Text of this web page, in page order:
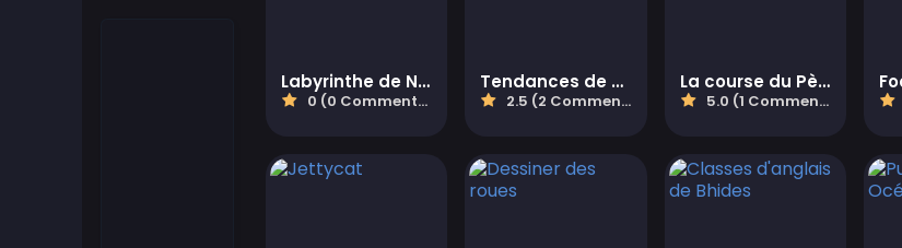
Labyrinthe de Noël Mania
0 (0 Commentaires)
Tendances de maquillage du Nouvel An
2.5 (2 Commentaires)
La course du Père Noël
5.0 (1 Commentaires)